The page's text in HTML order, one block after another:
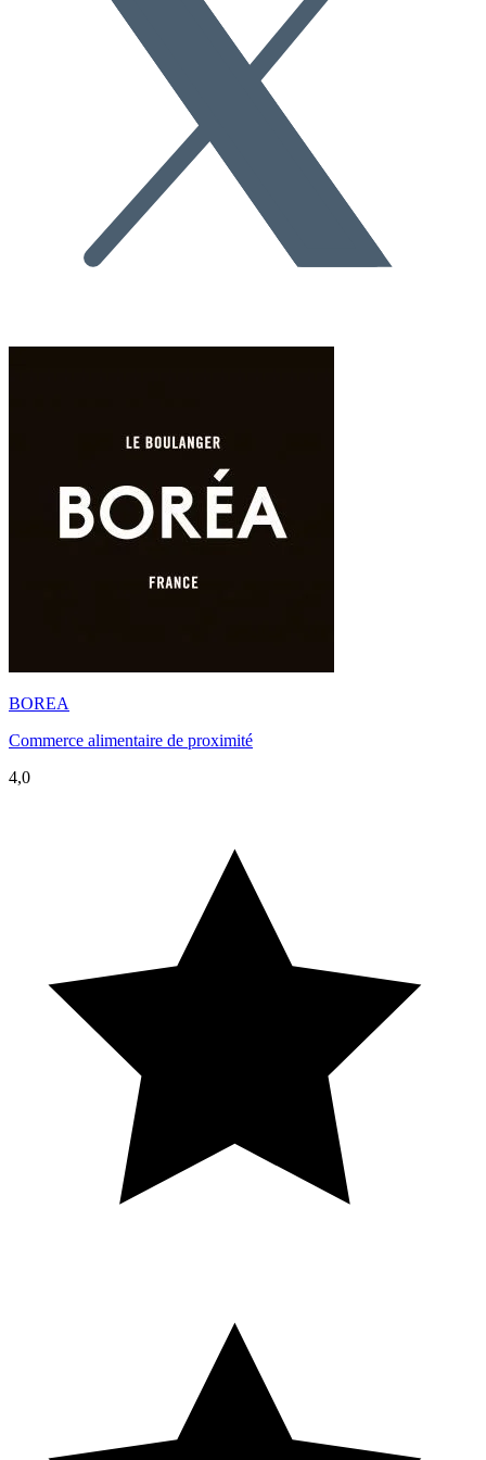
BOREA
Commerce alimentaire de proximité
4,0